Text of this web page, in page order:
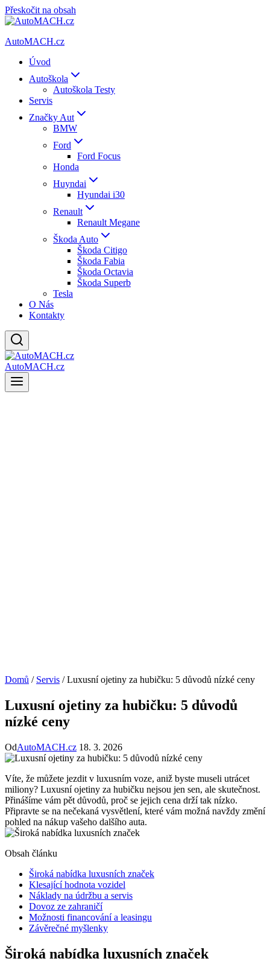
Přeskočit na obsah
AutoMACH.cz
Úvod
Autoškola
Autoškola Testy
Servis
Značky Aut
BMW
Ford
Ford Focus
Honda
Huyndai
Hyundai i30
Renault
Renault Megane
Škoda Auto
Škoda Citigo
Škoda Fabia
Škoda Octavia
Škoda Superb
Tesla
O Nás
Kontakty
AutoMACH.cz
Domů / Servis / Luxusní ojetiny za hubičku: 5 důvodů nízké ceny
Luxusní ojetiny za hubičku: 5 důvodů
nízké ceny
OdAutoMACH.cz 18. 3. 2026
Víte, že můžete jezdit v luxusním voze, aniž byste museli utrácet
miliony? Luxusní ojetiny za hubičku nejsou jen sen, ale skutečnost.
Přinášíme vám pět důvodů, proč se jejich cena drží tak nízko.
Připravte se na nečekaná vysvětlení, které vám možná navždy změní
pohled na nákup vašeho dalšího auta.
Obsah článku
Široká nabídka luxusních značek
Klesající hodnota vozidel
Náklady na údržbu a servis
Dovoz ze zahraničí
Možnosti financování a leasingu
Závěrečné myšlenky
Široká nabídka luxusních značek